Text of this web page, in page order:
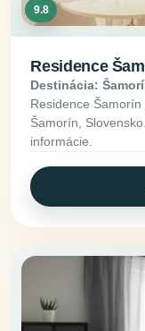
9.8
Residence
Destinácia:
Residence
Šamorín,
informácie.